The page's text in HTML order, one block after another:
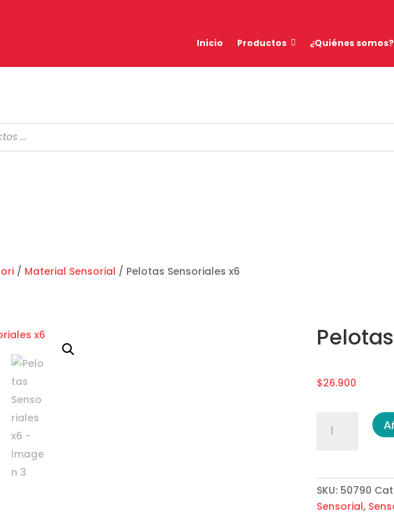
Inicio Productos ¿Quiénes somos?
/ Material Sensorial / Pelotas Sensoriales x6
$26.900
Sensoriales
SKU: 50790
Sensorial,